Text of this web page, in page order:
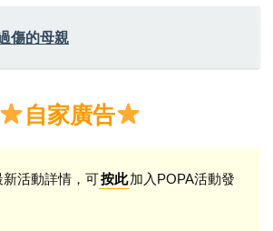
傷的母親
自家廣告
活動詳情，可按此加入POPA活動發